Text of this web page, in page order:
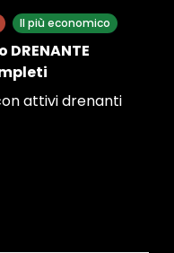
Il più economico
attivi drenanti